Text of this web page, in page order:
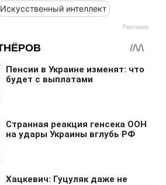
Искусственный интеллект